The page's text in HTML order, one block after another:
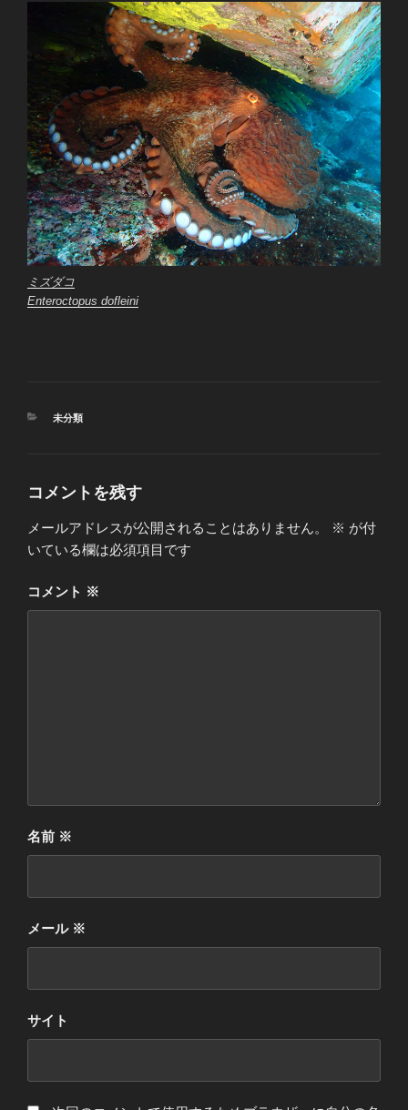
ミズダコ
Enteroctopus dofleini
カ
未分類
コメントを残す
メールアドレスが公開されることはありません。 ※ が付
いている欄は必須項目です
コメント ※
名前 ※
メール ※
サイト